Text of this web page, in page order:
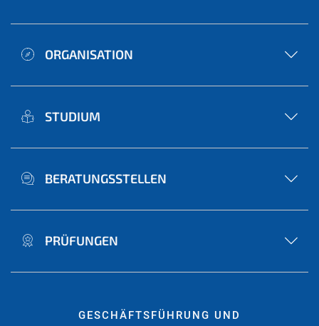
ORGANISATION
STUDIUM
BERATUNGSSTELLEN
PRÜFUNGEN
GESCHÄFTSFÜHRUNG UND